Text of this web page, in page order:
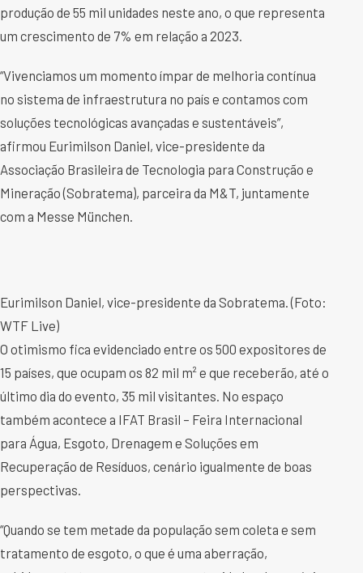
produção de 55 mil unidades neste ano, o que representa
um crescimento de 7% em relação a 2023.
“Vivenciamos um momento ímpar de melhoria contínua
no sistema de infraestrutura no país e contamos com
soluções tecnológicas avançadas e sustentáveis”,
afirmou Eurimilson Daniel, vice-presidente da
Associação Brasileira de Tecnologia para Construção e
Mineração (Sobratema), parceira da M&T, juntamente
com a Messe München.
Eurimilson Daniel, vice-presidente da Sobratema. (Foto:
WTF Live)
O otimismo fica evidenciado entre os 500 expositores de
15 países, que ocupam os 82 mil m² e que receberão, até o
último dia do evento, 35 mil visitantes. No espaço
também acontece a IFAT Brasil – Feira Internacional
para Água, Esgoto, Drenagem e Soluções em
Recuperação de Resíduos, cenário igualmente de boas
perspectivas.
“Quando se tem metade da população sem coleta e sem
tratamento de esgoto, o que é uma aberração,